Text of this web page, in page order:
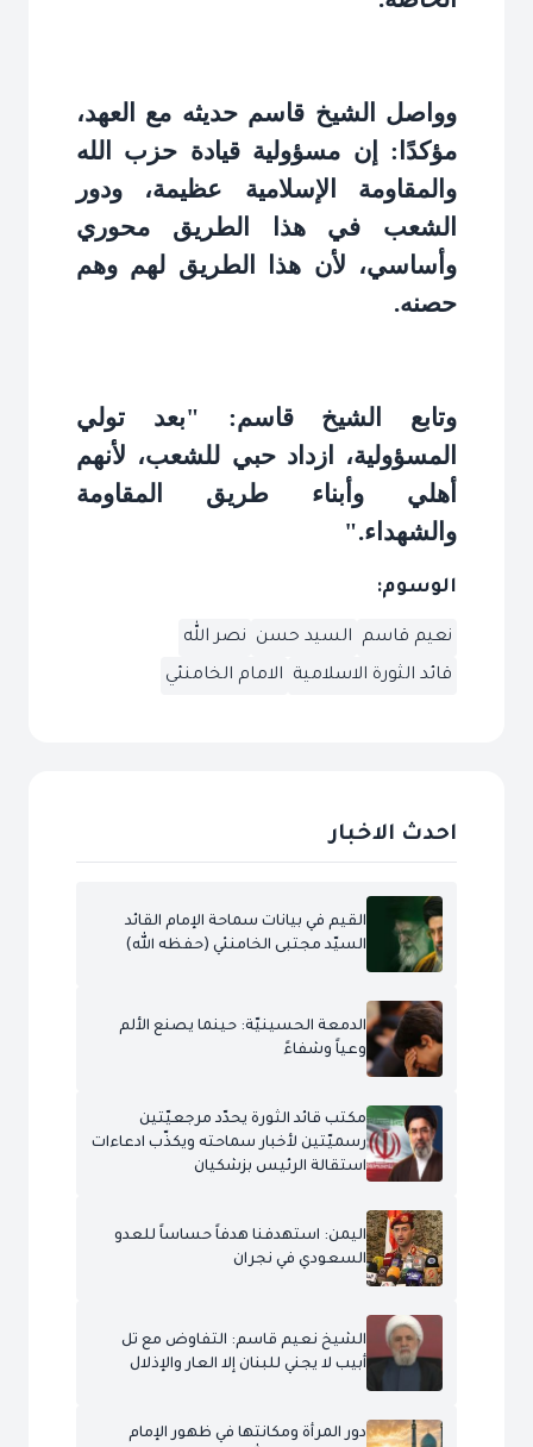
وواصل الشيخ قاسم حديثه مع العهد،
مؤكدًا: إن مسؤولية قيادة حزب الله
والمقاومة الإسلامية عظيمة، ودور
الشعب في هذا الطريق محوري
وأساسي، لأن هذا الطريق لهم وهم
حصنه.
وتابع الشيخ قاسم: "بعد تولي
المسؤولية، ازداد حبي للشعب، لأنهم
أهلي وأبناء طريق المقاومة
والشهداء".
الوسوم:
نعيم قاسم السيد حسن
نصر الله
قائد الثورة الاسلامية
الامام الخامنئي
احدث الاخبار
القيم في بيانات سماحة الإمام القائد
السيّد مجتبى الخامنئي (حفظه الله)
الدمعة الحسينيّة: حينما يصنع الألم
وعياً وشفاءً
مكتب قائد الثورة يحدّد مرجعيّتين
رسميّتين لأخبار سماحته ويكذّب ادعاءات
استقالة الرئيس بزشكيان
اليمن: استهدفنا هدفاً حساساً للعدو
السعودي في نجران
الشيخ نعيم قاسم: التفاوض مع تل
أبيب لا يجني للبنان إلا العار والإذلال
دور المرأة ومكانتها في ظهور الإمام